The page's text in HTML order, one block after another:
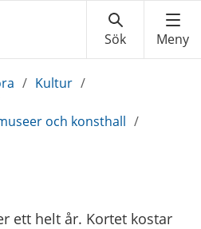
/ Kultur /
och konsthall /
ett helt år. Kortet kostar